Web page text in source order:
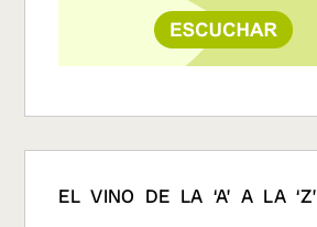
EL VINO DE LA ‘A’ A LA ‘Z’